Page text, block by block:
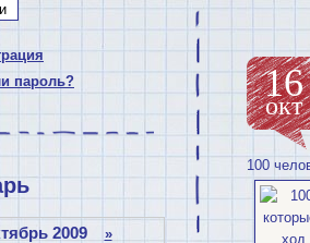
пароль?
2009
»
16
окт
100